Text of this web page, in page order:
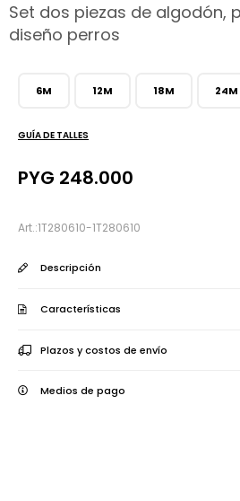
Set dos piezas de algodón,
diseño perros
1T280610-1T280610
6M 12M 18M 24M
GUÍA DE TALLES
PYG 248.000
Descripción
Características
Plazos y costos de envío
Medios de pago